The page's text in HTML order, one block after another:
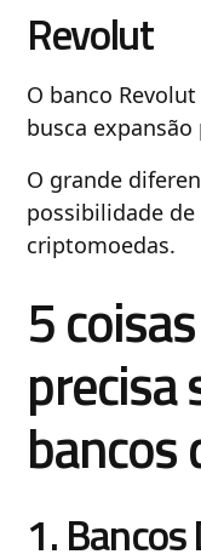
Revolut
O banco
busca expansão
O grande
possibilidade
criptomoedas.
5
precisa
bancos
1.